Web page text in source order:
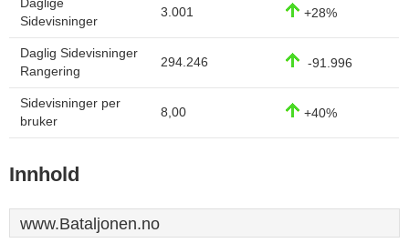
Daglige
Sidevisninger
3.001 +28%
Daglig Sidevisninger
Rangering
294.246 -91.996
Sidevisninger per
bruker
8,00 +40%
Innhold
www.Bataljonen.no